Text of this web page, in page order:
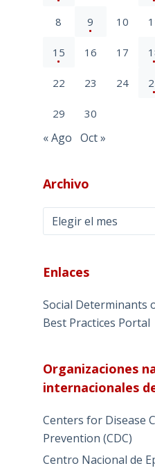
8 9 10
15 16 17
22 23 24
29 30
« Ago Oct »
Archivo
Archivo
Enlaces
Social Determinants
Best Practices Portal
Organizaciones
internacionales
Centers for Disease
Prevention (CDC)
Centro Nacional de